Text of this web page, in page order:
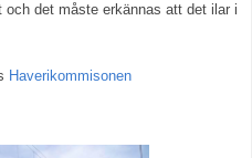
det måste erkännas att det ilar i
Haverikommisonen